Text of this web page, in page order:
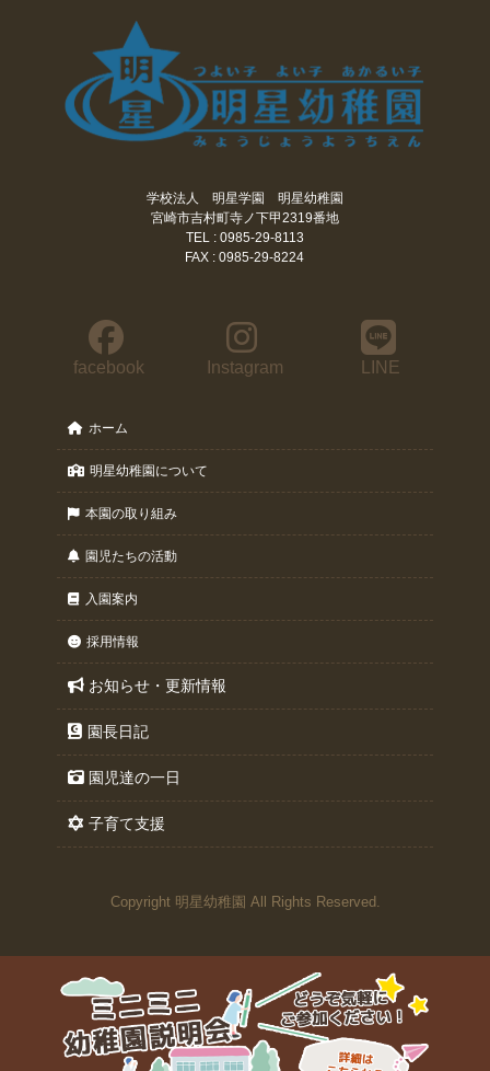
学校法人 明星学園 明星幼稚園
宮崎市吉村町寺ノ下甲2319番地
TEL : 0985-29-8113
FAX : 0985-29-8224
facebook Instagram LINE
ホーム
明星幼稚園について
本園の取り組み
園児たちの活動
入園案内
採用情報
お知らせ・更新情報
園長日記
園児達の一日
子育て支援
Copyright 明星幼稚園 All Rights Reserved.